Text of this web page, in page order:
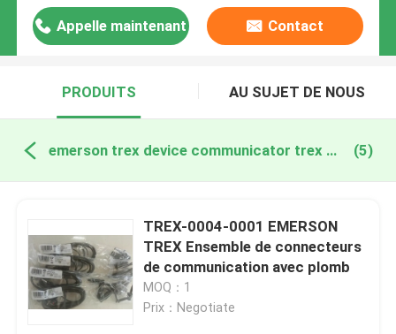
Appelle maintenant Contact
PRODUITS AU SUJET DE NOUS
emerson trex device communicator trex 0004 0001 fabrication en ligne (5)
TREX-0004-0001 EMERSON
TREX Ensemble de connecteurs
de communication avec plomb
MOQ：1
Prix：Negotiate